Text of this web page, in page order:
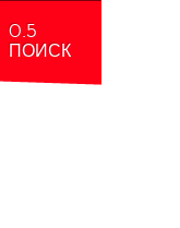
0.5
ПОИСК